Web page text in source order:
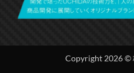
Copyright 2026 ©